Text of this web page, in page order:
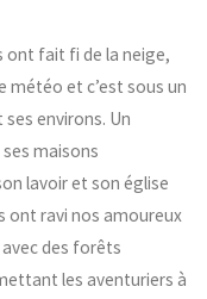
ont fait fi de la neige,
météo et c’est sous un
environs. Un
maisons
lavoir et son église
ont ravi nos amoureux
des forêts
les aventuriers à